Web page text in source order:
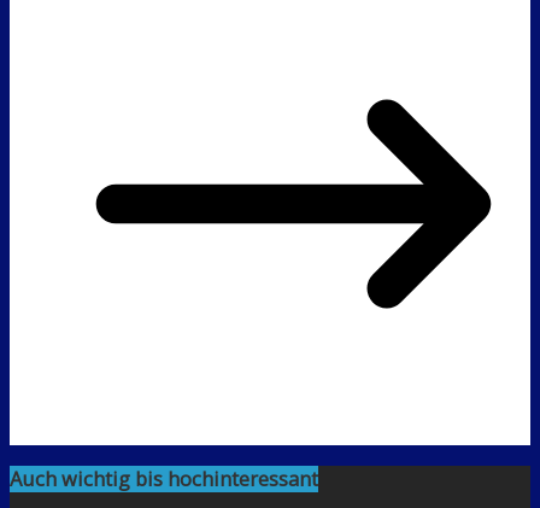
Auch wichtig bis hochinteressant